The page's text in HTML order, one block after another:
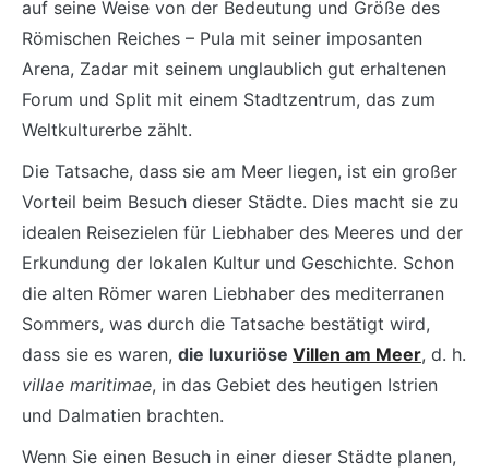
auf seine Weise von der Bedeutung und Größe des
Römischen Reiches – Pula mit seiner imposanten
Arena, Zadar mit seinem unglaublich gut erhaltenen
Forum und Split mit einem Stadtzentrum, das zum
Weltkulturerbe zählt.
Die Tatsache, dass sie am Meer liegen, ist ein großer
Vorteil beim Besuch dieser Städte. Dies macht sie zu
idealen Reisezielen für Liebhaber des Meeres und der
Erkundung der lokalen Kultur und Geschichte. Schon
die alten Römer waren Liebhaber des mediterranen
Sommers, was durch die Tatsache bestätigt wird,
dass sie es waren, die luxuriöse Villen am Meer, d. h.
villae maritimae, in das Gebiet des heutigen Istrien
und Dalmatien brachten.
Wenn Sie einen Besuch in einer dieser Städte planen,